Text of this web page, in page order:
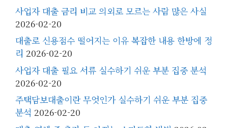
사업자 대출 금리 비교 의외로 모르는 사람 많은 사실
2026-02-20
대출로 신용점수 떨어지는 이유 복잡한 내용 한방에 정
리 2026-02-20
사업자 대출 필요 서류 실수하기 쉬운 부분 집중 분석
2026-02-20
주택담보대출이란 무엇인가 실수하기 쉬운 부분 집중
분석 2026-02-20